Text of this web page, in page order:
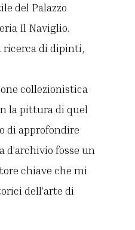
del Palazzo
Il Naviglio.
ricerca di dipinti,
collezionistica
la pittura di quel
di approfondire
fosse un
chiave che mi
dell’arte di